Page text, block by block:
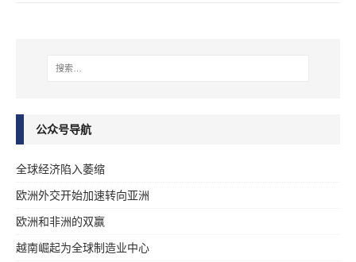
公众号导航
全球经济陷入萎缩
欧洲外交开始加速转向亚洲
欧洲和非洲的双赢
越南崛起为全球制造业中心